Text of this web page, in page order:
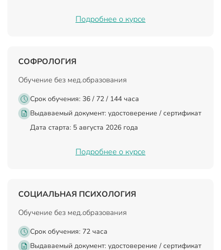
Подробнее о курсе
СОФРОЛОГИЯ
Обучение без мед.образования
Срок обучения: 36 / 72 / 144 часа
Выдаваемый документ: удостоверение / сертификат
Дата старта: 5 августа 2026 года
Подробнее о курсе
СОЦИАЛЬНАЯ ПСИХОЛОГИЯ
Обучение без мед.образования
Срок обучения: 72 часа
Выдаваемый документ: удостоверение / сертификат